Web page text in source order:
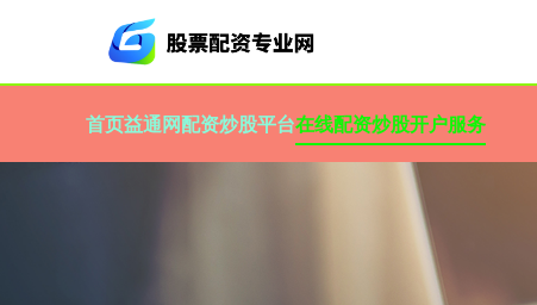
首页益通网配资炒股平台在线配资炒股开户服务